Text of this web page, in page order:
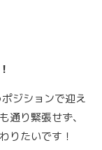
ジションで迎え
通り緊張せず、
りたいです！